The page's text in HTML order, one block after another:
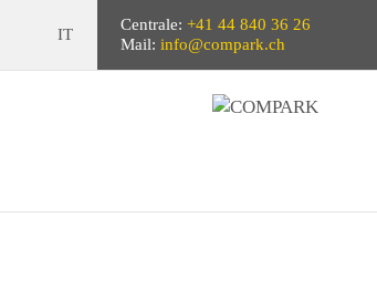
IT
Centrale: +41 44 840 36 26
Mail: info@compark.ch